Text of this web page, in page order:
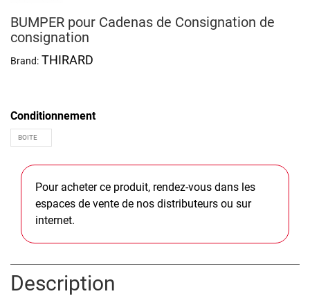
BUMPER pour Cadenas de Consignation de
consignation
Brand: THIRARD
Conditionnement
Pour acheter ce produit, rendez-vous dans les
espaces de vente de nos distributeurs ou sur
internet.
Description